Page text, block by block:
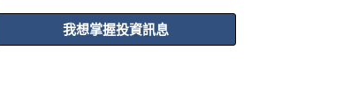
我想掌握投資訊息